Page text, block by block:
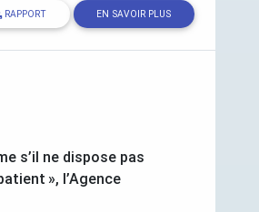
RAPPORT EN SAVOIR PLUS
s’il ne dispose pas
», l’Agence